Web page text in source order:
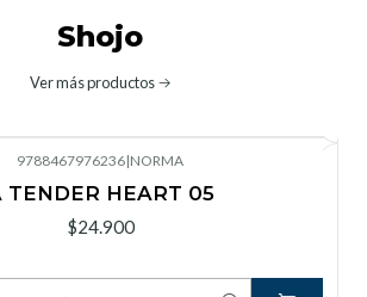
Shojo
Ver más productos
9788467976236|NORMA
TENDER HEART 05
$24.900